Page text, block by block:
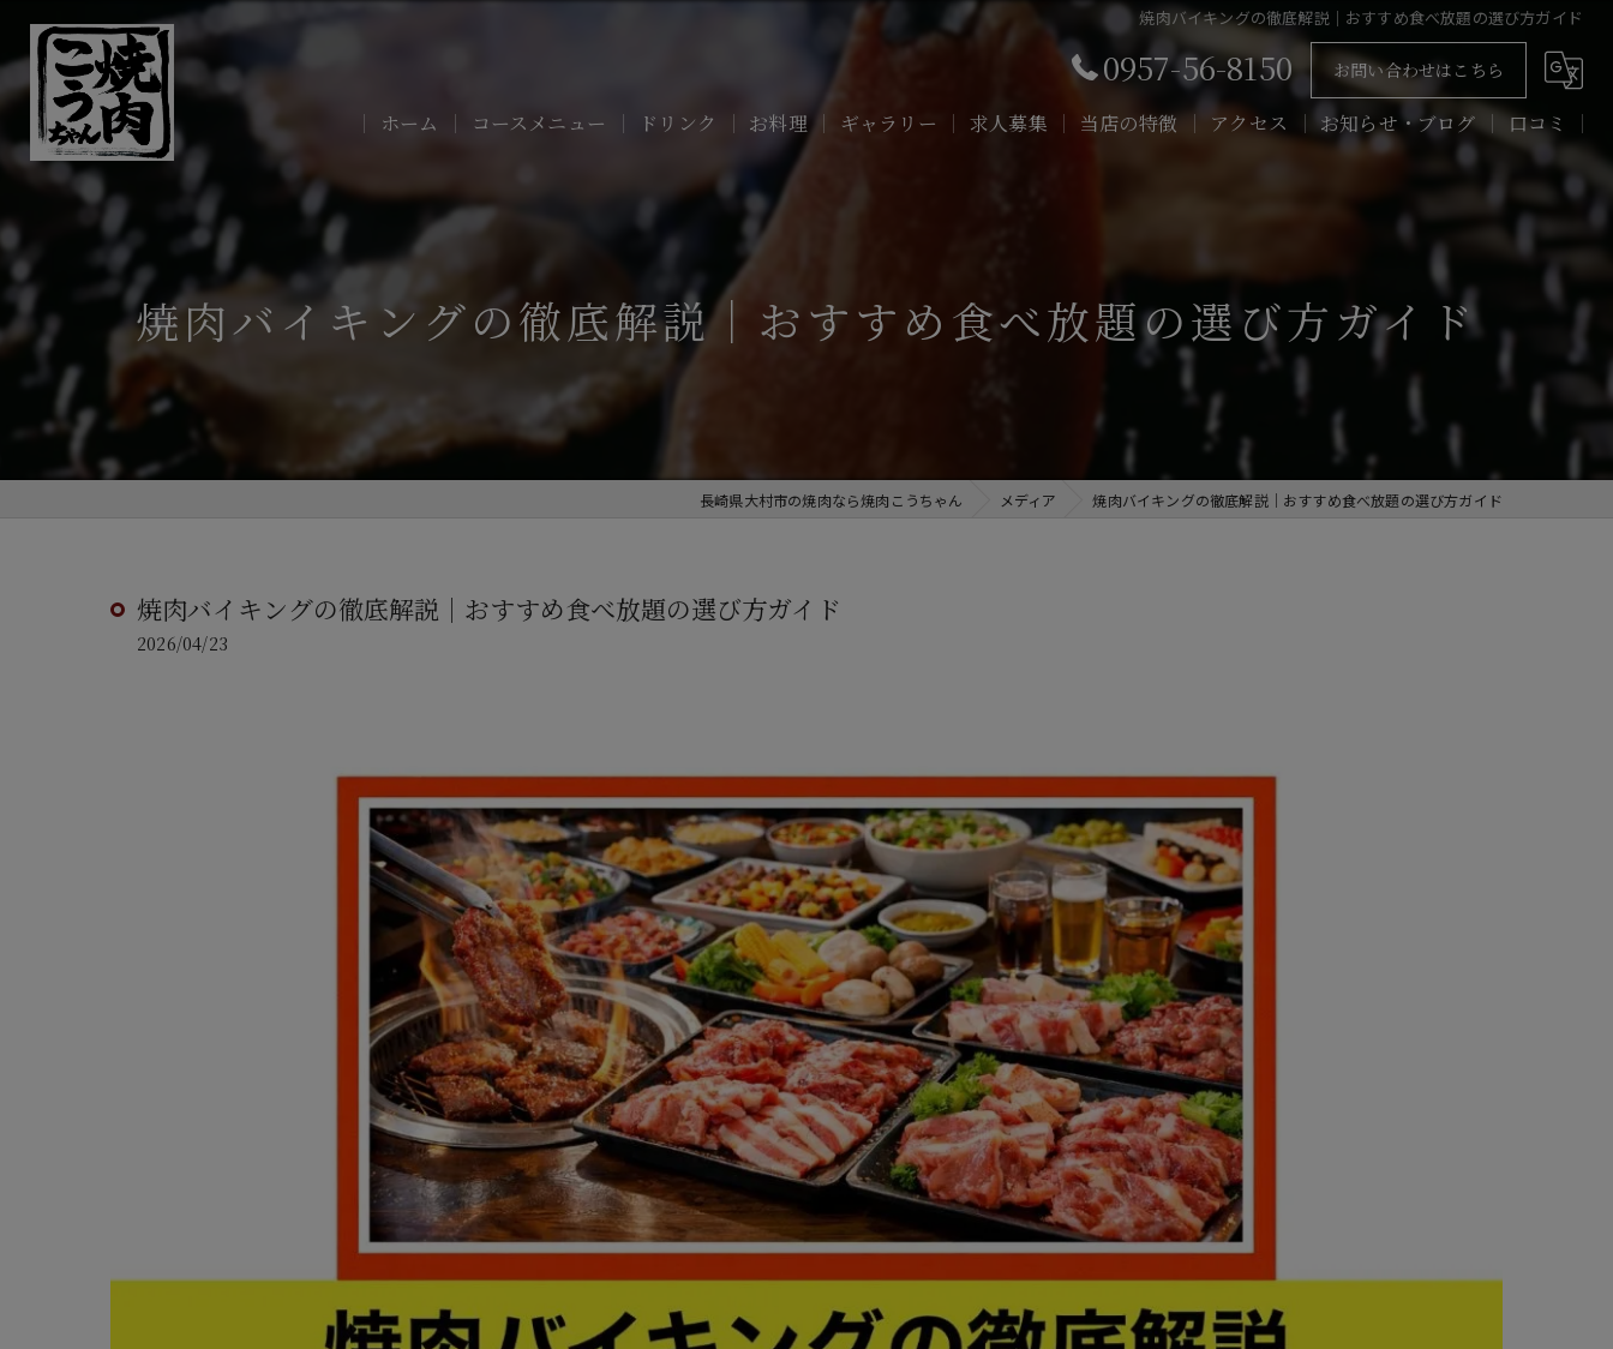
焼肉バイキングの徹底解説｜おすすめ食べ放題の選び方ガイド
0957-56-8150 お問い合わせはこちら
ホーム コースメニュー ドリンク お料理 ギャラリー 求人募集 当店の特徴
記念日
美味しい
個室
アクセス お知らせ・ブログ 口コミ
焼肉バイキングの徹底解説｜おすすめ食べ放題の選び方ガイド
長崎県大村市の焼肉なら焼肉こうちゃん メディア 焼肉バイキングの徹底解説｜おすすめ食べ放題の選び方ガイド
焼肉バイキングの徹底解説｜おすすめ食べ放題の選び方ガイド
2026/04/23